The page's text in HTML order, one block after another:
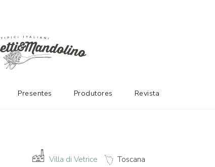
Villa di Vetrice Toscana
Presentes Produtores Revista